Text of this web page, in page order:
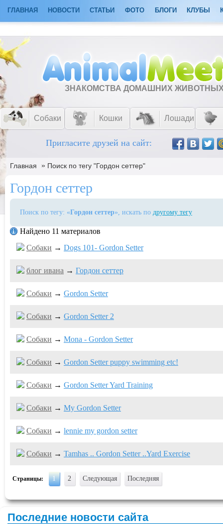
ГЛАВНАЯ НОВОСТИ СТАТЬИ ФОТО БЛОГИ КЛУБЫ
ЗНАКОМСТВА ДОМАШНИХ
Собаки Кошки Лошади
Пригласите друзей на сайт:
Главная » Поиск по тегу "Гордон сеттер"
Гордон сеттер
Поиск по тегу: «Гордон сеттер», искать по другому тегу
Найдено 11 материалов
Собаки → Dogs 101- Gordon Setter
блог ивaна → Гордон сеттер
Собаки → Gordon Setter
Собаки → Gordon Setter 2
Собаки → Mona - Gordon Setter
Собаки → Gordon Setter puppy swimming etc!
Собаки → Gordon Setter Yard Training
Собаки → My Gordon Setter
Собаки → lennie my gordon setter
Собаки → Tamhas .. Gordon Setter ..Yard Exercise
Страницы: 1 2 Следующая Последняя
Последние новости сайта